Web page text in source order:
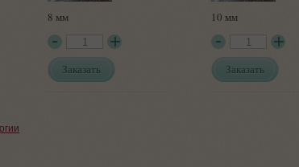
8 мм
Заказать
10 мм
Заказать